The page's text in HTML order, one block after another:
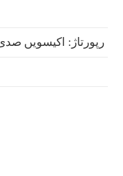
رپورتاژ: اکیسویں